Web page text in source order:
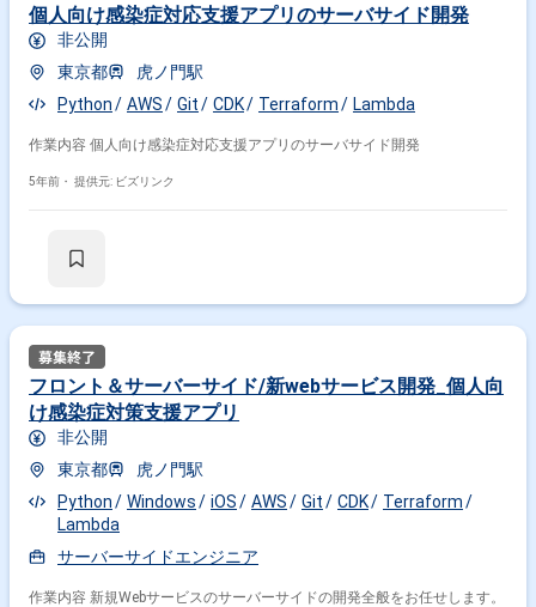
個人向け感染症対応支援アプリのサーバサイド開発
非公開
東京都
虎ノ門駅
Python
AWS Git CDK Terraform Lambda
作業内容 個人向け感染症対応支援アプリのサーバサイド開発
5年前・ 提供元: ビズリンク
フロント＆サーバーサイド/新webサービス開発_個人向
け感染症対策支援アプリ
非公開
東京都
虎ノ門駅
Python
Windows iOS AWS Git CDK
Terraform
Lambda
サーバーサイドエンジニア
作業内容 新規Webサービスのサーバーサイドの開発全般をお任せします。